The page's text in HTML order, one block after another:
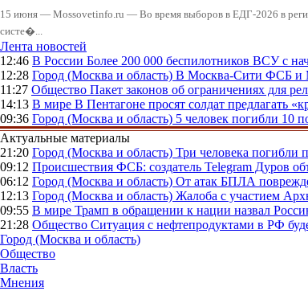
15 июня — Mossovetinfo.ru — Во время выборов в ЕДГ-2026 в
систе�...
Лента новостей
12:46 В России Более 200 000 беспилотников ВСУ с
12:28 Город (Москва и область) В Москва-Сити ФСБ и
11:27 Общество Пакет законов об ограничениях для
14:13 В мире В Пентагоне просят солдат предлагать
09:36 Город (Москва и область) 5 человек погибли 10
Актуальные материалы
21:20 Город (Москва и область) Три человека
09:12 Происшествия ФСБ: создатель Telegram Дуров
06:12 Город (Москва и область) От атак БПЛА
12:13 Город (Москва и область) Жалоба с участием
09:55 В мире Трамп в обращении к нации назвал
21:28 Общество Ситуация с нефтепродуктами в РФ
Город (Москва и область)
Общество
Власть
Мнения